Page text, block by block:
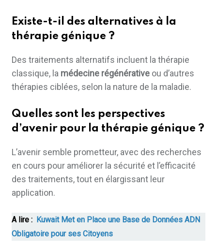
Existe-t-il des alternatives à la
thérapie génique ?
Des traitements alternatifs incluent la thérapie
classique, la médecine régénérative ou d’autres
thérapies ciblées, selon la nature de la maladie.
Quelles sont les perspectives
d’avenir pour la thérapie génique ?
L’avenir semble prometteur, avec des recherches
en cours pour améliorer la sécurité et l’efficacité
des traitements, tout en élargissant leur
application.
A lire : Kuwait Met en Place une Base de Données ADN
Obligatoire pour ses Citoyens